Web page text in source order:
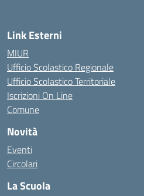
Link Esterni
MIUR
Ufficio Scolastico Regionale
Ufficio Scolastico Territoriale
Iscrizioni On Line
Comune
Novità
Eventi
Circolari
La Scuola